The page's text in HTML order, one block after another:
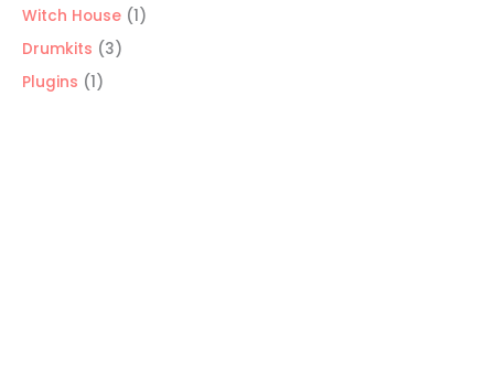
Witch House 11
Drumkits 33
Plugins 11